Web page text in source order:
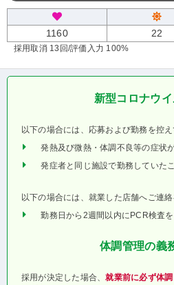
1160 22
採用取消 13回/評価入力 100%
新型コロナウ
以下の場合には、応募および勤務を控
発熱及び微熱・体調不良等の症状
発症者と同じ施設で勤務していた
以下の場合には、就業した店舗へご連絡
勤務日から2週間以内にPCR検査
体調管理の義
採用が決定した場合、就業前に必ず体